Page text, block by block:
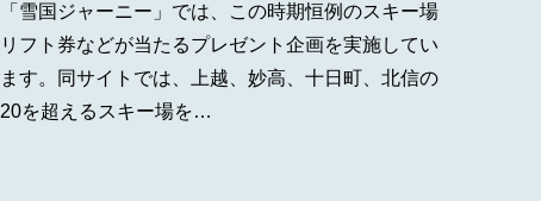
「雪国ジャーニー」では、この時期恒例のスキー場
リフト券などが当たるプレゼント企画を実施してい
ます。同サイトでは、上越、妙高、十日町、北信の
20を超えるスキー場を…